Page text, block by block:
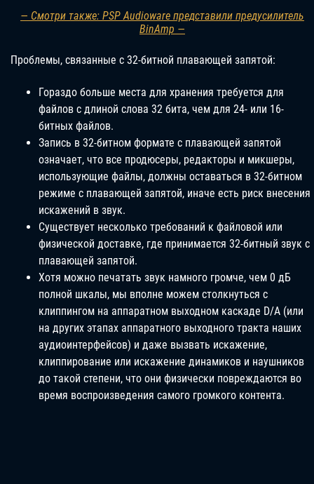
— Смотри также: PSP Audioware представили предусилитель
BinAmp —
Проблемы, связанные с 32-битной плавающей запятой:
Гораздо больше места для хранения требуется для
файлов с длиной слова 32 бита, чем для 24- или 16-
битных файлов.
Запись в 32-битном формате с плавающей запятой
означает, что все продюсеры, редакторы и микшеры,
использующие файлы, должны оставаться в 32-битном
режиме с плавающей запятой, иначе есть риск внесения
искажений в звук.
Существует несколько требований к файловой или
физической доставке, где принимается 32-битный звук с
плавающей запятой.
Хотя можно печатать звук намного громче, чем 0 дБ
полной шкалы, мы вполне можем столкнуться с
клиппингом на аппаратном выходном каскаде D/A (или
на других этапах аппаратного выходного тракта наших
аудиоинтерфейсов) и даже вызвать искажение,
клиппирование или искажение динамиков и наушников
до такой степени, что они физически повреждаются во
время воспроизведения самого громкого контента.